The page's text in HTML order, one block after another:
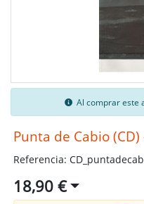
Al comprar este
Punta de Cabio
Referencia:
18,90 €